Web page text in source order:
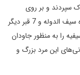
سپردند و بر روی
مزارش مقبره‌ای درخور ساختند که قبر امیرالموید نوه سیف الدوله و 7 قبر دیگر
را به منظور جاودان
این مرد بزرگ و